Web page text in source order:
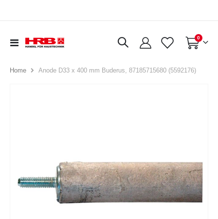
Navigation
Warenkorb
0Artikel
Home Anode D33 x 400 mm Buderus, 87185715680 (5592176)